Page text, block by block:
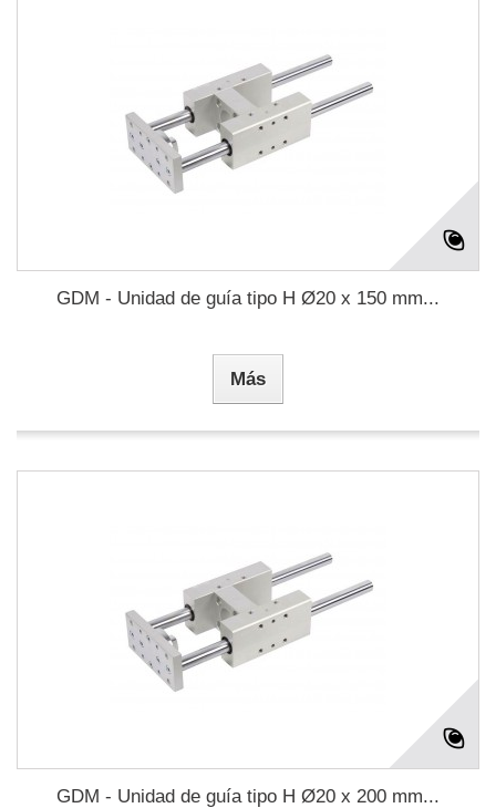
GDM - Unidad de guía tipo H Ø20 x 150 mm...
Más
GDM - Unidad de guía tipo H Ø20 x 200 mm...